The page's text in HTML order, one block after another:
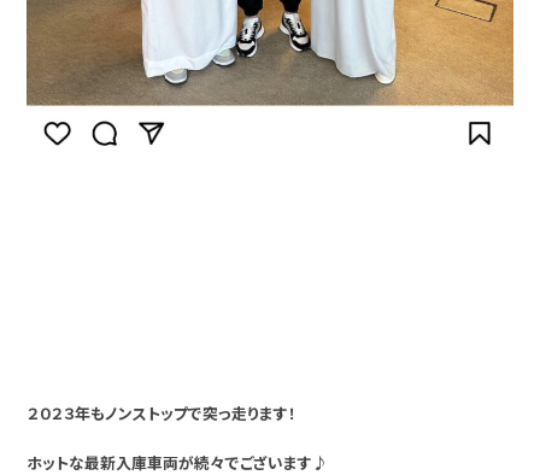
２０２３年もノンストップで突っ走ります！
ホットな最新入庫車両が続々でございます♪